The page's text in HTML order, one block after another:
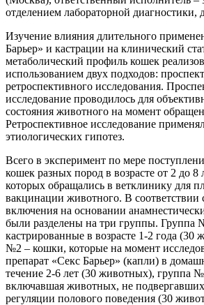
отделением лабораторной диагностики,
Изучение влияния длительного
Барьер» и кастрации на клинический
метаболический профиль кошек
использованием двух подходов:
ретроспективного исследования.
исследование проводилось для
состояния животного на момент
Ретроспективное исследование
этиологических гипотез.
Всего в эксперимент по мере
кошек разных пород в возрасте от 2 до 8
которых обращались в ветклинику для
вакцинации животного. В соответствии
включения на основании
были разделены на три группы. Группа
кастрированные в возрасте 1-2 года (30
№2 – кошки, которые на момент
препарат «Секс Барьер» (капли) в
течение 2-6 лет (30 животных), группа
включавшая животных, не
регуляции полового поведения (30